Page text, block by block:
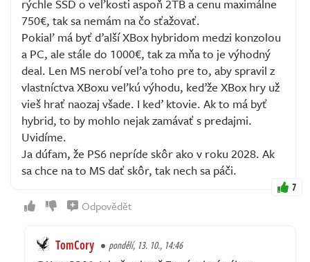
rýchle SSD o veľkosti aspoň 2TB a cenu maximálne
750€, tak sa nemám na čo sťažovať.
Pokiaľ má byť ďalší XBox hybridom medzi konzolou
a PC, ale stále do 1000€, tak za mňa to je výhodný
deal. Len MS nerobí veľa toho pre to, aby spravil z
vlastníctva XBoxu veľkú výhodu, keďže XBox hry už
vieš hrať naozaj všade. I keď ktovie. Ak to má byť
hybrid, to by mohlo nejak zamávať s predajmi.
Uvidíme.
Ja dúfam, že PS6 nepríde skôr ako v roku 2028. Ak
sa chce na to MS dať skôr, tak nech sa páči.
7
Odpovědět
TomCory pondělí, 13. 10., 14:46